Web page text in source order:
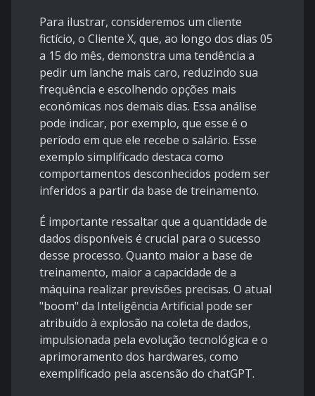
Para ilustrar, consideremos um cliente
fictício, o Cliente X, que, ao longo dos dias 05
a 15 do mês, demonstra uma tendência a
pedir um lanche mais caro, reduzindo sua
frequência e escolhendo opções mais
econômicas nos demais dias. Essa análise
pode indicar, por exemplo, que esse é o
período em que ele recebe o salário. Esse
exemplo simplificado destaca como
comportamentos desconhecidos podem ser
inferidos a partir da base de treinamento.
É importante ressaltar que a quantidade de
dados disponíveis é crucial para o sucesso
desse processo. Quanto maior a base de
treinamento, maior a capacidade de a
máquina realizar previsões precisas. O atual
"boom" da Inteligência Artificial pode ser
atribuído à explosão na coleta de dados,
impulsionada pela evolução tecnológica e o
aprimoramento dos hardwares, como
exemplificado pela ascensão do chatGPT.